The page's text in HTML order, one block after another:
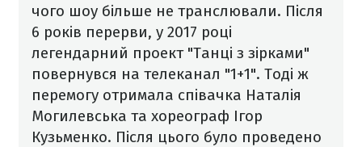
чого шоу більше не транслювали. Після
6 років перерви, у 2017 році
легендарний проект "Танці з зірками"
повернувся на телеканал "1+1". Тоді ж
перемогу отримала співачка Наталія
Могилевська та хореограф Ігор
Кузьменко. Після цього було проведено